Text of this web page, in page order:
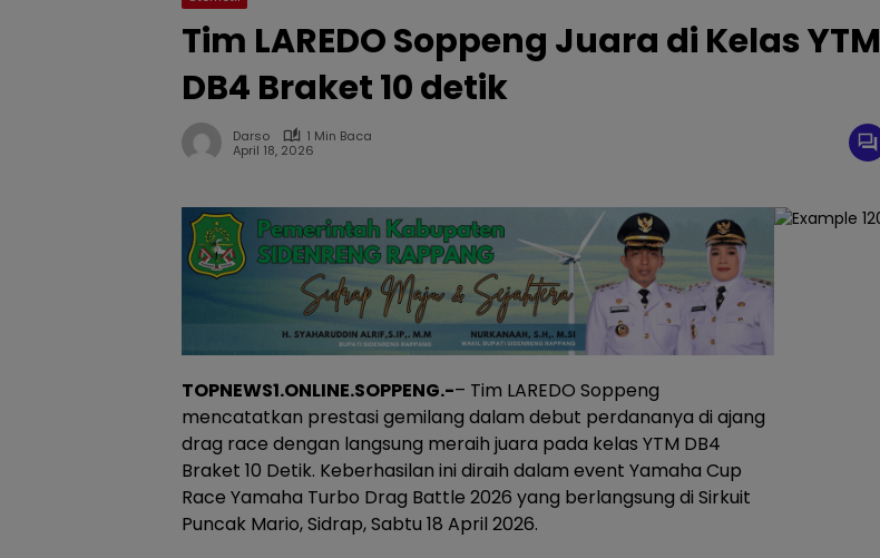
Tim LAREDO Soppeng Juara di Kelas YTM
DB4 Braket 10 detik
Darso
1 Min Baca
April 18, 2026
TOPNEWS1.ONLINE.SOPPENG.-– Tim LAREDO Soppeng
mencatatkan prestasi gemilang dalam debut perdananya di ajang
drag race dengan langsung meraih juara pada kelas YTM DB4
Braket 10 Detik. Keberhasilan ini diraih dalam event Yamaha Cup
Race Yamaha Turbo Drag Battle 2026 yang berlangsung di Sirkuit
Puncak Mario, Sidrap, Sabtu 18 April 2026.